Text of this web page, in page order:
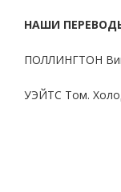
НАШИ
ПОЛЛИНГТОН
УЭЙТС Том.